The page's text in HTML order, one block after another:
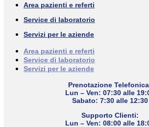
Area pazienti e referti
Service di laboratorio
Servizi per le aziende
Area pazienti e referti
Service di laboratorio
Servizi per le aziende
Prenotazione
Lun – Ven: 07:30 alle
Sabato: 7:30 alle 12:30
Supporto Clienti:
Lun – Ven: 08:00 alle